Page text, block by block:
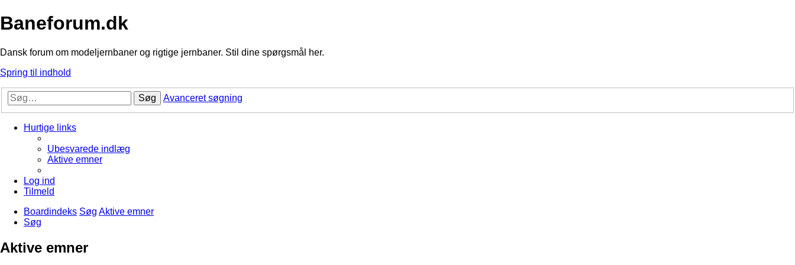
Baneforum.dk
Dansk forum om modeljernbaner og rigtige jernbaner. Stil dine spørgsmål her.
Spring til indhold
Søg Avanceret søgning
Hurtige links
Ubesvarede indlæg
Aktive emner
Log ind
Tilmeld
Boardindeks Søg Aktive emner
Søg
Aktive emner